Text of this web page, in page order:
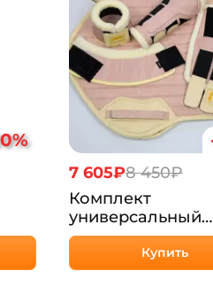
7 605₽8 450₽
Комплект
универсальный
Алонзо
Купить